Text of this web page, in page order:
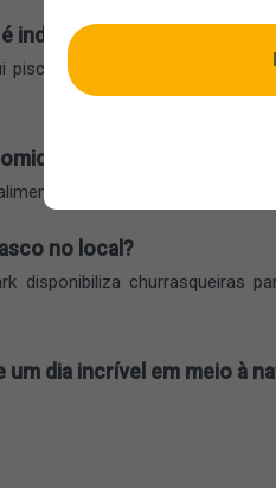
indicada para crianças?
piscinas rasas, parque infantil
e bebida?
Já a entrada de
no local?
disponibiliza churrasqueiras
um dia incrível em meio à